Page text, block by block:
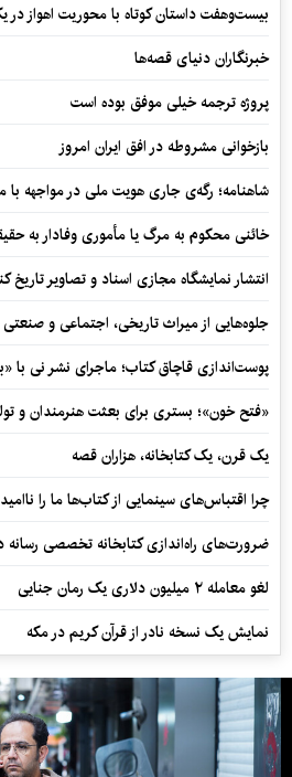
بیست‌وهفت داستان کوتاه با محوریت اهواز در
خبرنگاران دنیای قصه‌ها
پروژه ترجمه خیلی موفق بوده است
بازخوانی مشروطه در افق ایران امروز
شاهنامه؛ رگه‌ی جاری هویت ملی در مواجهه
خائنی محکوم به مرگ یا مأموری وفادار به
انتشار نمایشگاه مجازی اسناد و تصاویر تاریخ
جلوه‌هایی از میراث تاریخی، اجتماعی و
پوست‌اندازی قاچاق کتاب؛ ماجرای نشر نی با
«فتح خون»؛ بستری برای بعثت هنرمندان و
یک قرن، یک کتابخانه، هزاران قصه
چرا اقتباس‌های سینمایی از کتاب‌ها ما را
ضرورت‌های راه‌اندازی کتابخانه تخصصی رسانه
لغو معامله ۲ میلیون دلاری یک رمان جنایی
نمایش یک نسخه نادر از قرآن کریم در مکه